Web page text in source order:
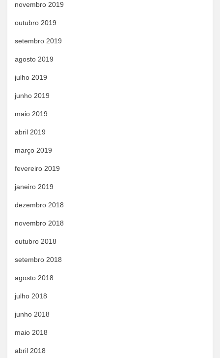
novembro 2019
outubro 2019
setembro 2019
agosto 2019
julho 2019
junho 2019
maio 2019
abril 2019
março 2019
fevereiro 2019
janeiro 2019
dezembro 2018
novembro 2018
outubro 2018
setembro 2018
agosto 2018
julho 2018
junho 2018
maio 2018
abril 2018